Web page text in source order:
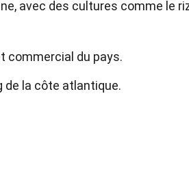
avec des cultures comme le
commercial du pays.
la côte atlantique.